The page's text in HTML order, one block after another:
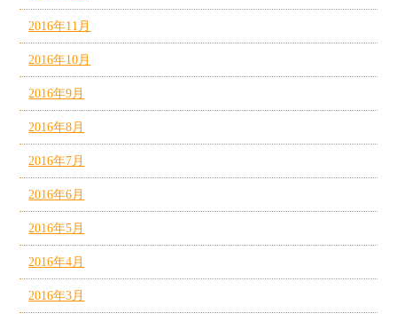
2016年11月
2016年10月
2016年9月
2016年8月
2016年7月
2016年6月
2016年5月
2016年4月
2016年3月